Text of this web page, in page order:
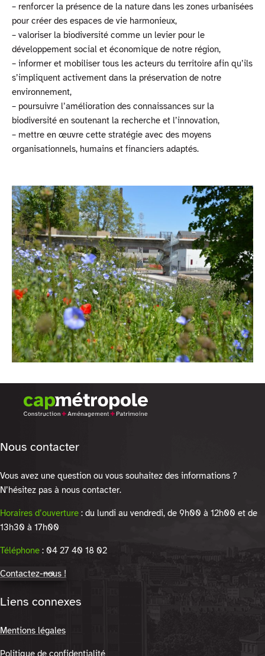
– renforcer la présence de la nature dans les zones urbanisées
pour créer des espaces de vie harmonieux,
– valoriser la biodiversité comme un levier pour le
développement social et économique de notre région,
– informer et mobiliser tous les acteurs du territoire afin qu’ils
s’impliquent activement dans la préservation de notre
environnement,
– poursuivre l’amélioration des connaissances sur la
biodiversité en soutenant la recherche et l’innovation,
– mettre en œuvre cette stratégie avec des moyens
organisationnels, humains et financiers adaptés.
Nous contacter
Vous avez une question ou vous souhaitez des informations ?
N’hésitez pas à nous contacter.
Horaires d’ouverture : du lundi au vendredi, de 9h00 à 12h00 et de
13h30 à 17h00
Téléphone : 04 27 40 18 02
Contactez-nous !
Liens connexes
Mentions légales
Politique de confidentialité